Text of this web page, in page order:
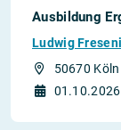
Ausbildung
Ludwig
50670 Köln
01.10.2026